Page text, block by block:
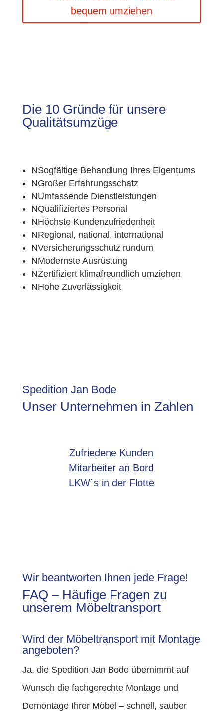
bequem umziehen
Die 10 Gründe für unsere
Qualitätsumzüge
NSogfältige Behandlung Ihres Eigentums
NGroßer Erfahrungsschatz
NUmfassende Dienstleistungen
NQualifiziertes Personal
NHöchste Kundenzufriedenheit
NRegional, national, international
NVersicherungsschutz rundum
NModernste Ausrüstung
NZertifiziert klimafreundlich umziehen
NHohe Zuverlässigkeit
Spedition Jan Bode
Unser Unternehmen in Zahlen
Zufriedene Kunden
Mitarbeiter an Bord
LKW´s in der Flotte
Wir beantworten Ihnen jede Frage!
FAQ – Häufige Fragen zu
unserem Möbeltransport
Wird der Möbeltransport mit Montage
angeboten?
Ja, die Spedition Jan Bode übernimmt auf
Wunsch die fachgerechte Montage und
Demontage Ihrer Möbel – schnell, sauber